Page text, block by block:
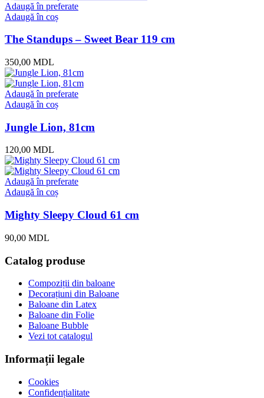
Adaugă în preferate
Adaugă în coș
The Standups – Sweet Bear 119 cm
350,00 MDL
Adaugă în preferate
Adaugă în coș
Jungle Lion, 81cm
120,00 MDL
Adaugă în preferate
Adaugă în coș
Mighty Sleepy Cloud 61 cm
90,00 MDL
Catalog produse
Compoziții din baloane
Decorațiuni din Baloane
Baloane din Latex
Baloane din Folie
Baloane Bubble
Vezi tot catalogul
Informații legale
Cookies
Confidențialitate